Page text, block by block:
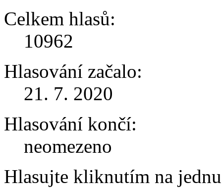
Celkem hlasů:
10962
Hlasování začalo:
21. 7. 2020
Hlasování končí:
neomezeno
Hlasujte kliknutím na